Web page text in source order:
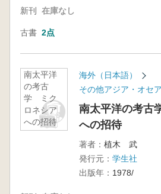
新刊 在庫なし
古書 2点
南太平洋
の考古
学 ミク
ロネシア
への招待
海外（日本語）
その他アジア・オセ
南太平洋の考
への招待
著者： 植木 武
発行元： 学生社
出版年： 1978/